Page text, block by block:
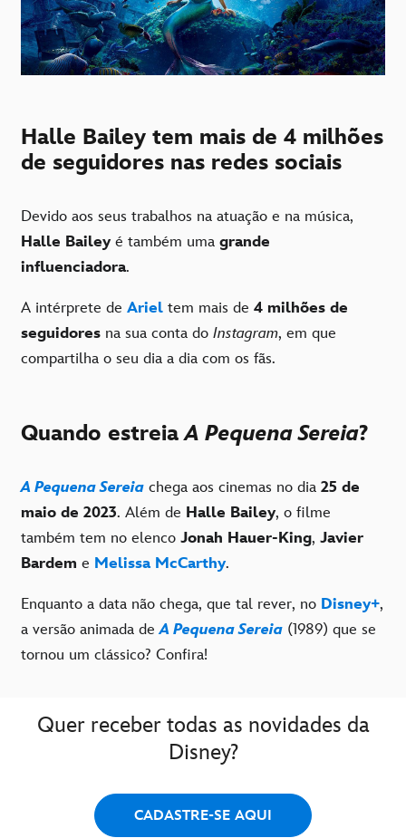
Halle Bailey tem mais de 4 milhões
de seguidores nas redes sociais
Devido aos seus trabalhos na atuação e na música,
Halle Bailey é também uma grande
influenciadora.
A intérprete de Ariel tem mais de 4 milhões de
seguidores na sua conta do Instagram, em que
compartilha o seu dia a dia com os fãs.
Quando estreiaA Pequena Sereia?
A Pequena Sereia chega aos cinemas no dia 25 de
maio de 2023. Além de Halle Bailey, o filme
também tem no elenco Jonah Hauer-King, Javier
Bardem e Melissa McCarthy.
Enquanto a data não chega, que tal rever, no Disney+,
a versão animada deA Pequena Sereia (1989) que se
tornou um clássico? Confira!
Quer receber todas as novidades da
Disney?
CADASTRE-SE AQUI